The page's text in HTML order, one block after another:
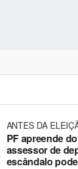
ANTES DA
PF apreende
assessor de
escândalo